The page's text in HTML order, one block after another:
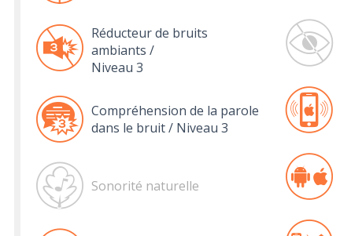
Réducteur de bruits
ambiants /
Niveau 3
Compréhension de la parole
dans le bruit / Niveau 3
Sonorité naturelle